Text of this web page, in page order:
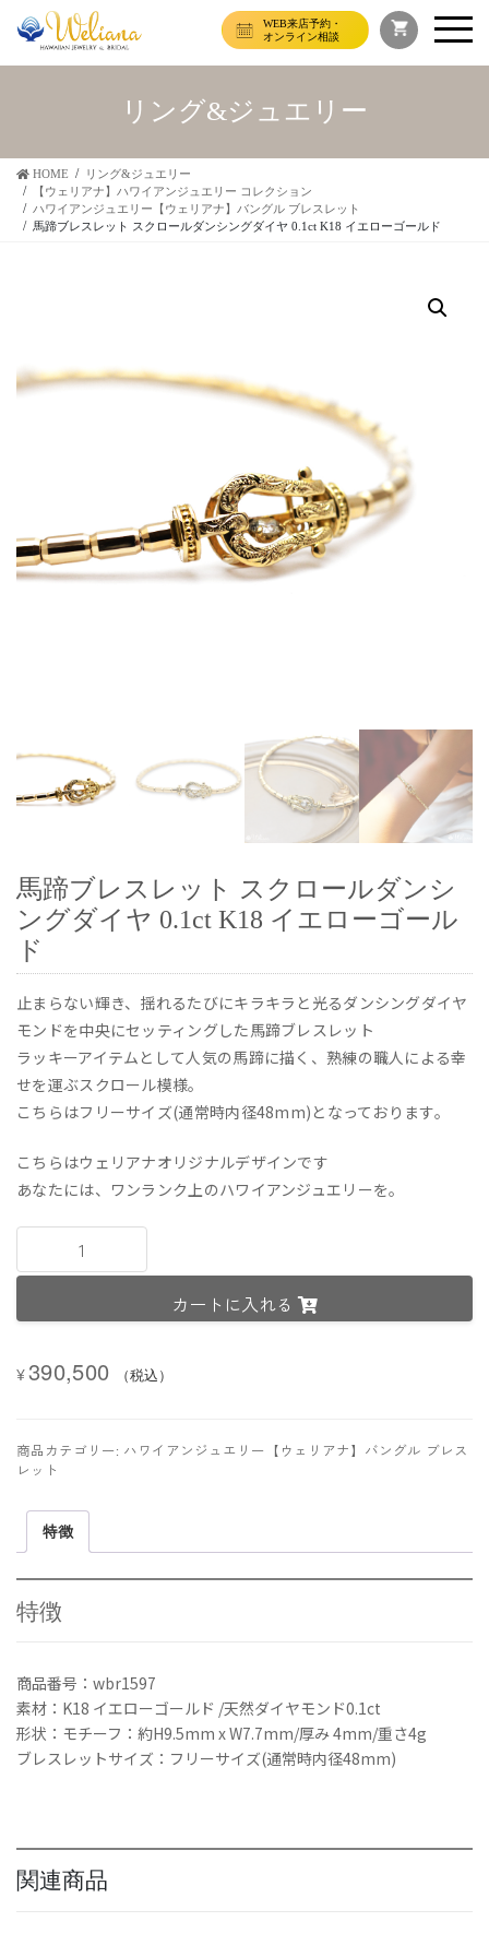
WEB来店予約・
オンライン相談
リング&ジュエリー
HOME
リング&ジュエリー
【ウェリアナ】ハワイアンジュエリー コレクション
ハワイアンジュエリー【ウェリアナ】バングル ブレスレット
馬蹄ブレスレット スクロールダンシングダイヤ 0.1ct K18 イエローゴールド
馬蹄ブレスレット スクロールダンシ
ングダイヤ 0.1ct K18 イエローゴール
ド
止まらない輝き、揺れるたびにキラキラと光るダンシングダイヤ
モンドを中央にセッティングした馬蹄ブレスレット
ラッキーアイテムとして人気の馬蹄に描く、熟練の職人による幸
せを運ぶスクロール模様。
こちらはフリーサイズ(通常時内径48mm)となっております。
こちらはウェリアナオリジナルデザインです
あなたには、ワンランク上のハワイアンジュエリーを。
ブ
ス
ッ
ク
ロ
ル
ン
シ
ン
グ
イ
ヤ
0.1ct
K18
イ
ゴ
ー
カートに入れる
¥390,500 （税込）
商品カテゴリー: ハワイアンジュエリー【ウェリアナ】バングル ブレス
レット
特徴
特徴
商品番号：wbr1597
素材：K18 イエローゴールド /天然ダイヤモンド0.1ct
形状：モチーフ：約H9.5mm x W7.7mm/厚み 4mm/重さ4g
ブレスレットサイズ：フリーサイズ(通常時内径48mm)
関連商品